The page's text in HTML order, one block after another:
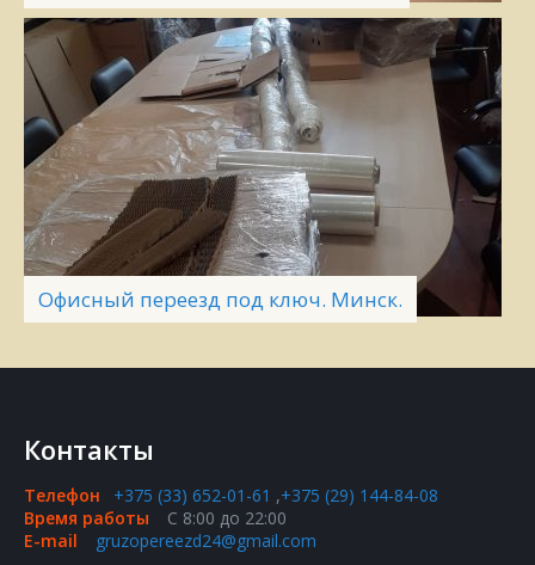
Офисный переезд под ключ. Минск.
Контакты
Телефон +375 (33) 652-01-61 ,+375 (29) 144-84-08
Время работы
С 8:00 до 22:00
E-mail
gruzopereezd24@gmail.com